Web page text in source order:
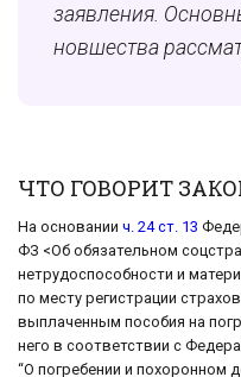
заявления.
новшества
ЧТО ГОВОРИТ
На основании ч. 24 ст. 13
ФЗ <Об обязательном
нетрудоспособности и
по месту регистрации
выплаченным пособия на
него в соответствии с
“О погребении и похоронном